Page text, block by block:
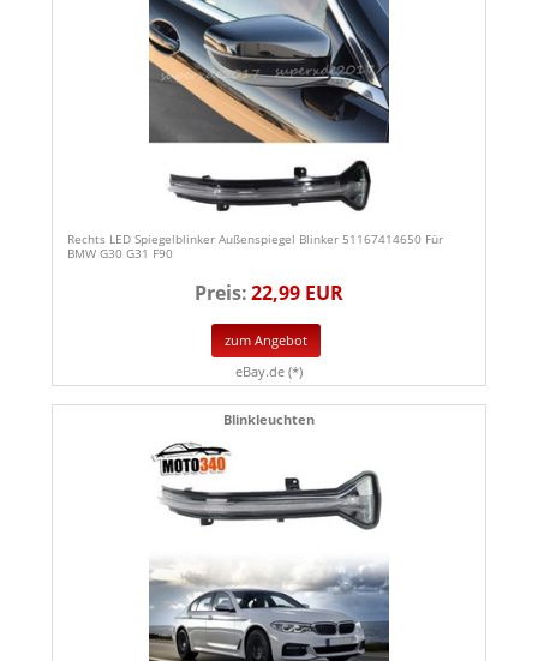
Rechts LED Spiegelblinker Außenspiegel Blinker 51167414650 Für
BMW G30 G31 F90
Preis:22,99 EUR
zum Angebot
eBay.de (*)
Blinkleuchten